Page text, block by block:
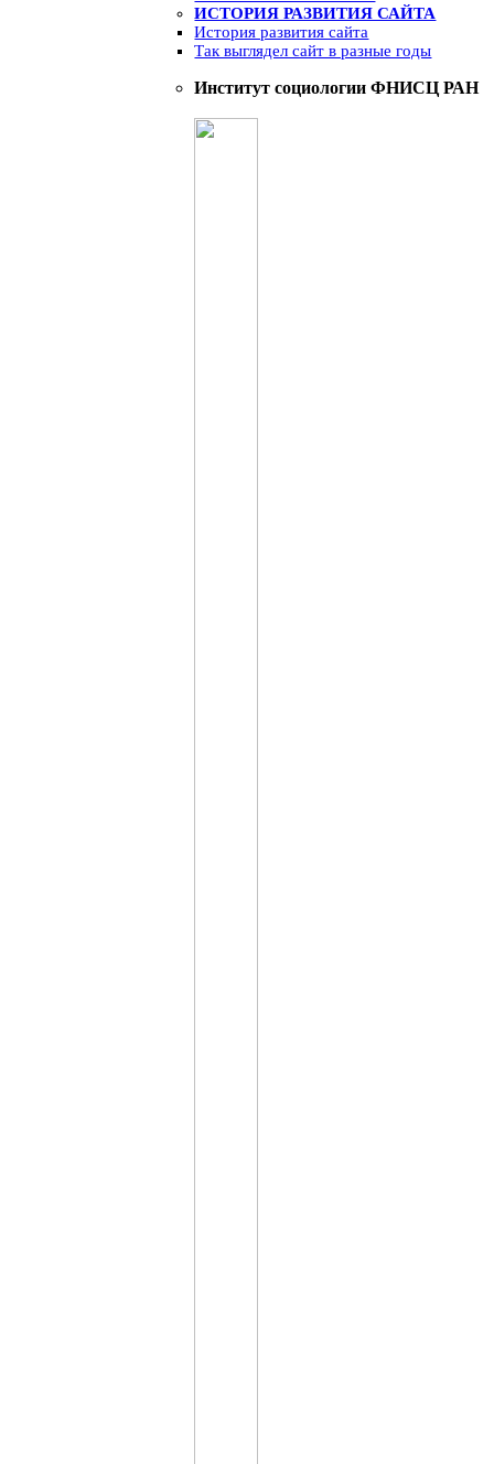
ИСТОРИЯ РАЗВИТИЯ САЙТА
История развития сайта
Так выглядел сайт в разные годы
Институт социологии ФНИСЦ РАН